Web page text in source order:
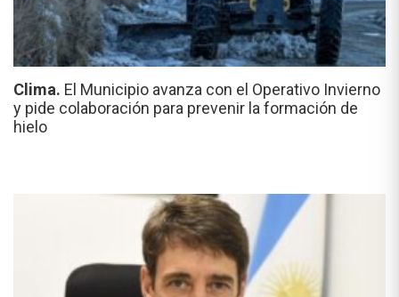
Clima. El Municipio avanza con el Operativo Invierno
y pide colaboración para prevenir la formación de
hielo